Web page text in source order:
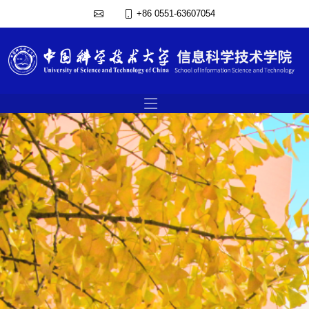
+86 0551-63607054